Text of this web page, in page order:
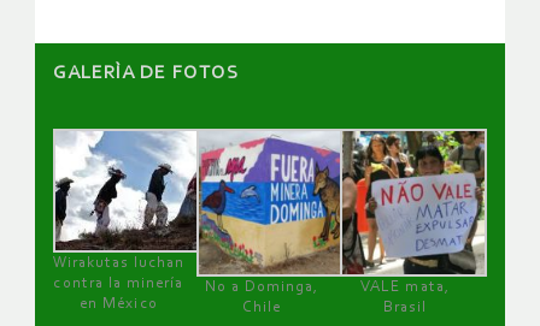
GALERÌA DE FOTOS
Wirakutas luchan
contra la minería
en México
No a Dominga,
Chile
VALE mata,
Brasil